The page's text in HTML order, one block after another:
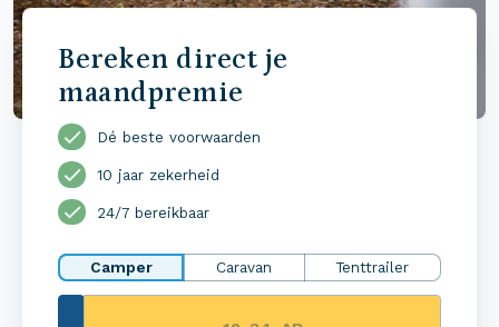
Bereken direct je
maandpremie
Dé beste voorwaarden
10 jaar zekerheid
24/7 bereikbaar
Camper Caravan Tenttrailer